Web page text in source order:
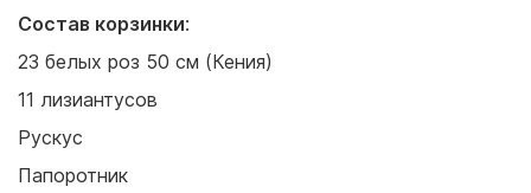
Состав корзинки:
23 белых роз 50 см (Кения)
11 лизиантусов
Рускус
Папоротник